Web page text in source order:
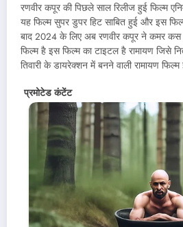
रणवीर कपूर की पिछले साल रिलीज हुई फिल्म
यह फिल्म सुपर डुपर हिट साबित हुई और इस
बाद 2024 के लिए अब रणवीर कपूर ने कमर कस
फिल्म है इस फिल्म का टाइटल है रामायण जिसे
तिवारी के डायरेक्शन में बनने वाली रामायण